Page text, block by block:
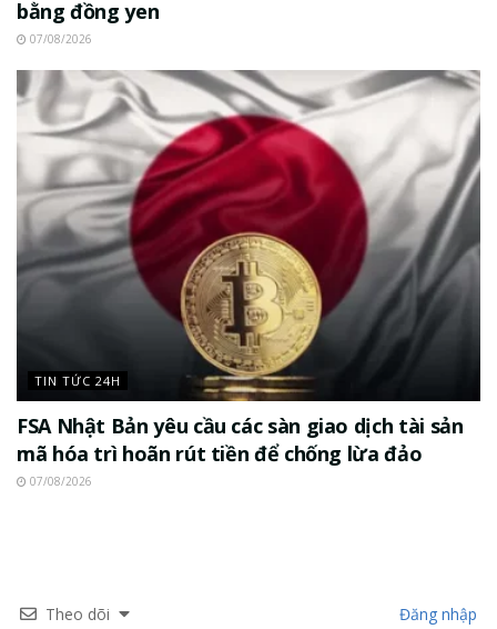
bằng đồng yen
07/08/2026
TIN TỨC 24H
FSA Nhật Bản yêu cầu các sàn giao dịch tài sản
mã hóa trì hoãn rút tiền để chống lừa đảo
07/08/2026
Theo dõi Đăng nhập